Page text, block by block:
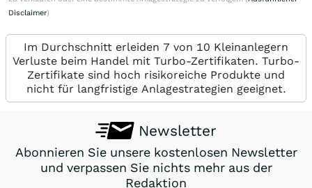
Disclaimer)
Im Durchschnitt erleiden 7 von 10 Kleinanlegern
Verluste beim Handel mit Turbo-Zertifikaten. Turbo-
Zertifikate sind hoch risikoreiche Produkte und
nicht für langfristige Anlagestrategien geeignet.
Newsletter
Abonnieren Sie unsere kostenlosen Newsletter
und verpassen Sie nichts mehr aus der
Redaktion